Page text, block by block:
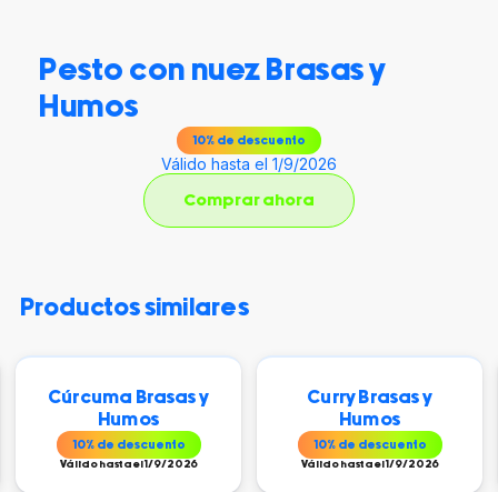
Pesto con nuez Brasas y
Humos
10% de descuento
Válido hasta el 1/9/2026
Comprar ahora
productos similares
Cúrcuma Brasas y
Humos
10% de descuento
Válido hasta el 1/9/2026
Curry Brasas y
Humos
10% de descuento
Válido hasta el 1/9/2026